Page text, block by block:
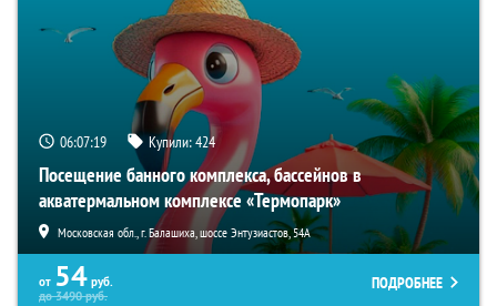
06:07:17 Купили:424
Посещение банного комплекса, бассейнов в
акватермальном комплексе «Термопарк»
Московская обл., г. Балашиха, шоссе Энтузиастов, 54А
от 54 руб.
до3490руб.
ПОДРОБНЕЕ